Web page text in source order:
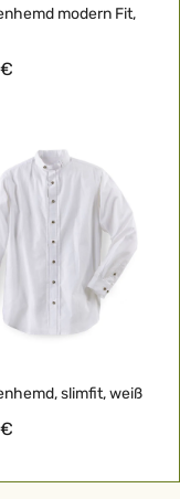
modern Fit,
slimfit, weiß